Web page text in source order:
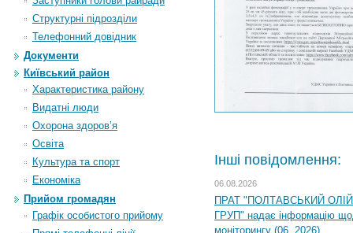
Структурні підрозділи
Телефонний довідник
Документи
Київський район
Характеристика району
Видатні люди
Охорона здоров’я
Освіта
Культура та спорт
Економіка
Прийом громадян
Графік особистого прийому
Інші повідомлення:
06.08.2026
ПРАТ "ПОЛТАВСЬКИЙ
ГРУП" надає інформацію
моніторингу (06. 2026)